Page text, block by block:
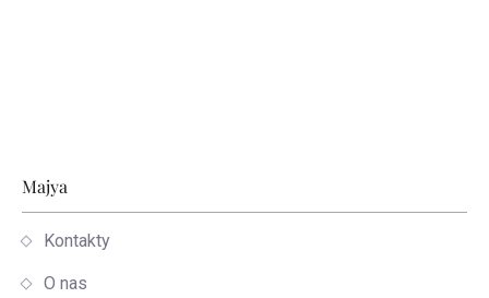
Stopka
Majya
Kontakty
O nas